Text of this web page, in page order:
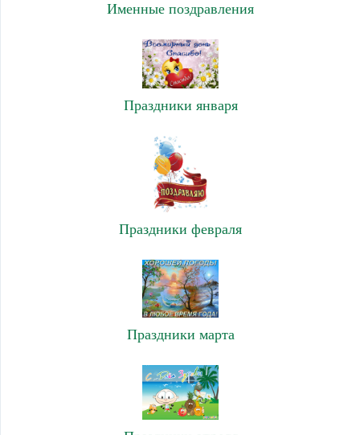
Именные поздравления
Праздники января
Праздники февраля
Праздники марта